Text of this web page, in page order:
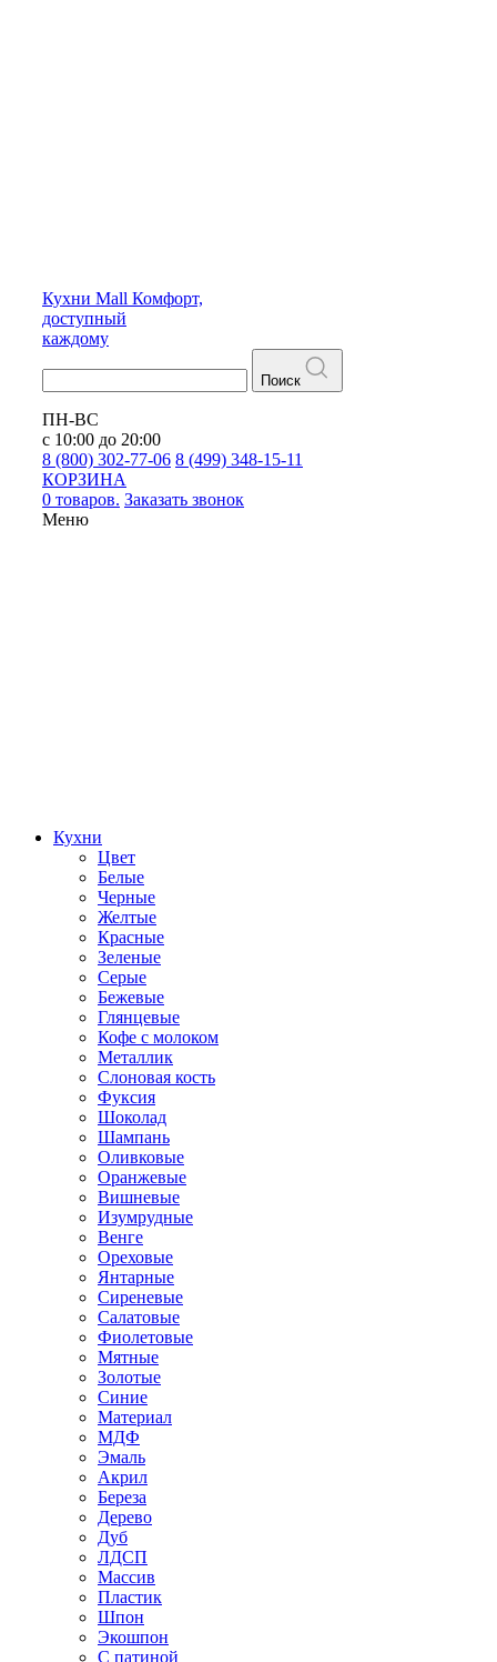
Кухни Mall Комфорт,
доступный
каждому
Поиск
ПН-ВС
с 10:00 до 20:00
8 (800) 302-77-06 8 (499) 348-15-11
КОРЗИНА
0 товаров. Заказать звонок
Меню
Кухни
Цвет
Белые
Черные
Желтые
Красные
Зеленые
Серые
Бежевые
Глянцевые
Кофе с молоком
Металлик
Слоновая кость
Фуксия
Шоколад
Шампань
Оливковые
Оранжевые
Вишневые
Изумрудные
Венге
Ореховые
Янтарные
Сиреневые
Салатовые
Фиолетовые
Мятные
Золотые
Синие
Материал
МДФ
Эмаль
Акрил
Береза
Дерево
Дуб
ЛДСП
Массив
Пластик
Шпон
Экошпон
С патиной